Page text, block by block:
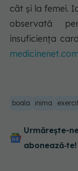
cât și la femei.
observată
insuficiența
boala inima
Urmărește-
abonează‑te!